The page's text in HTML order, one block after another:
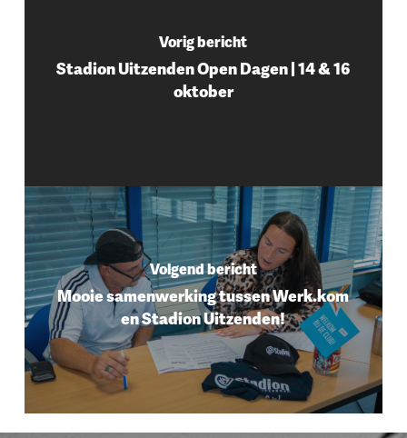
Vorig bericht
Stadion Uitzenden Open Dagen | 14 & 16
oktober
Volgend bericht
Mooie samenwerking tussen Werk.kom
en Stadion Uitzenden!